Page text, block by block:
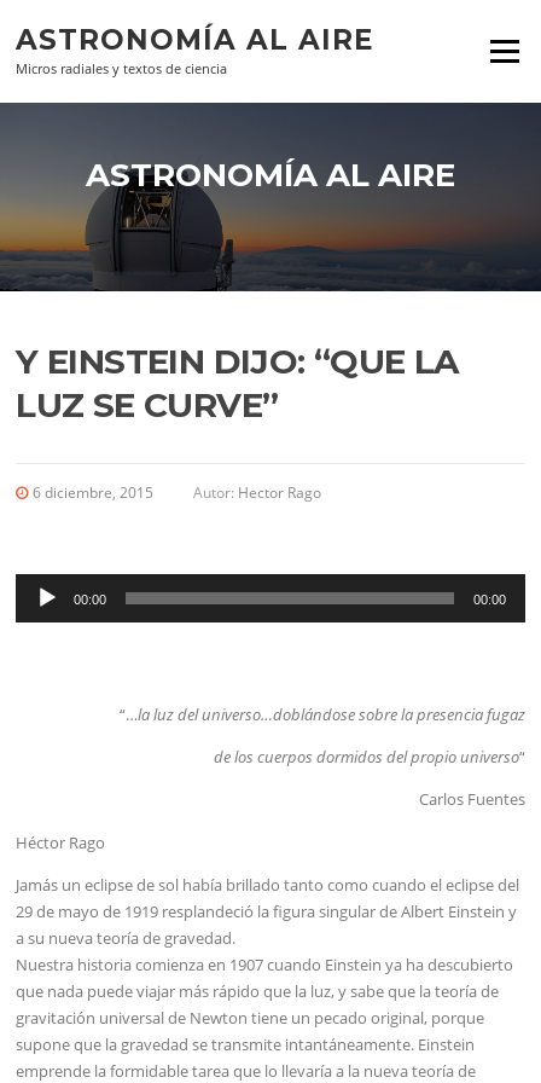
ASTRONOMÍA AL AIRE
Micros radiales y textos de ciencia
Menú
ASTRONOMÍA AL AIRE
Y EINSTEIN DIJO: “QUE LA
LUZ SE CURVE”
6 diciembre, 2015 Autor: Hector Rago
Reproductor
00:00 00:00
“…la luz del universo…doblándose sobre la presencia fugaz
de los cuerpos dormidos del propio universo“
Carlos Fuentes
Héctor Rago
Jamás un eclipse de sol había brillado tanto como cuando el eclipse del
29 de mayo de 1919 resplandeció la figura singular de Albert Einstein y
a su nueva teoría de gravedad.
Nuestra historia comienza en 1907 cuando Einstein ya ha descubierto
que nada puede viajar más rápido que la luz, y sabe que la teoría de
gravitación universal de Newton tiene un pecado original, porque
supone que la gravedad se transmite intantáneamente. Einstein
emprende la formidable tarea que lo llevaría a la nueva teoría de